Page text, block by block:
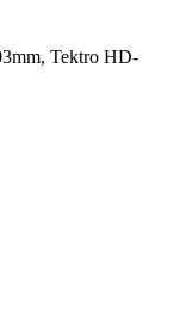
Tektro HD-